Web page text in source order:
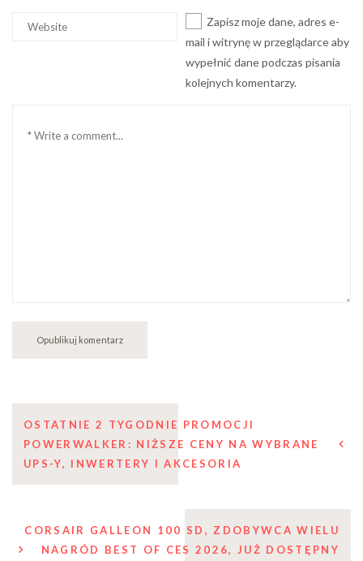
Witryna
Zapisz moje dane, adres e-
mail i witrynę w przeglądarce aby
wypełnić dane podczas pisania
kolejnych komentarzy.
Nawigacja
wpisu
OSTATNIE 2 TYGODNIE PROMOCJI
POWERWALKER: NIŻSZE CENY NA WYBRANE
UPS-Y, INWERTERY I AKCESORIA
CORSAIR GALLEON 100 SD, ZDOBYWCA WIELU
NAGRÓD BEST OF CES 2026, JUŻ DOSTĘPNY